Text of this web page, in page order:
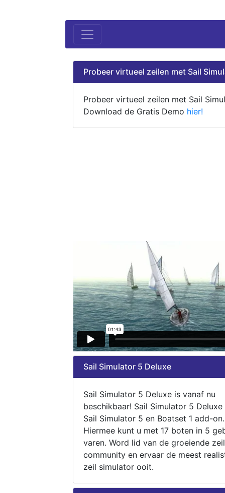
Probeer virtueel zeilen met Sail
Probeer virtueel zeilen met Sail
Download de Gratis Demo hier!
Sail Simulator 5 Deluxe
Sail Simulator 5 Deluxe is vanaf nu
beschikbaar! Sail Simulator 5
Sail Simulator 5 en Boatset 1 add-on.
Hiermee kunt u met 17 boten in 5
varen. Word lid van de groeiende zeil
community en ervaar de meest
zeil simulator ooit.